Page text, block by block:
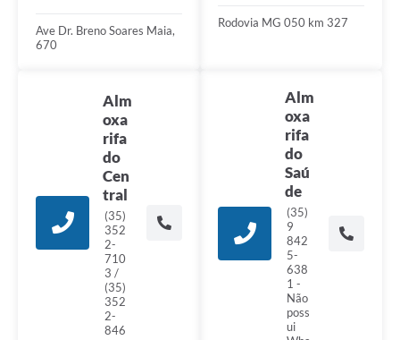
Ave Dr. Breno Soares Maia,
670
Rodovia MG 050 km 327
Alm
oxa
rifa
do
Cen
tral
(35)
352
2-
710
3 /
(35)
352
2-
846
Alm
oxa
rifa
do
Saú
de
(35)
9
842
5-
638
1 -
Não
poss
ui